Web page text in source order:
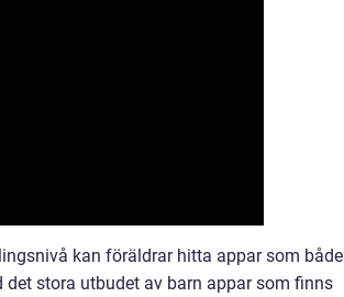
kan föräldrar hitta appar som både
stora utbudet av barn appar som finns